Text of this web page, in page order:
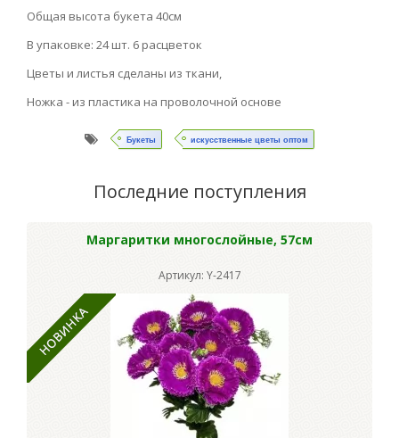
Общая высота букета 40см
В упаковке: 24 шт. 6 расцветок
Цветы и листья сделаны из ткани,
Ножка - из пластика на проволочной основе
Букеты искусственные цветы оптом
Последние поступления
Маргаритки многослойные, 57см
Артикул: Y-2417